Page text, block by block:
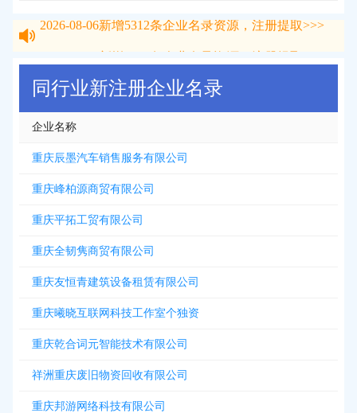
新增 条企业名录资源，注册提取>>>
新增 条企业名录资源，注册提取>>>
同行业新注册企业名录
企业名称
重庆辰墨汽车销售服务有限公司
重庆峰柏源商贸有限公司
重庆平拓工贸有限公司
重庆全韧隽商贸有限公司
重庆友恒青建筑设备租赁有限公司
重庆曦晓互联网科技工作室个独资
重庆乾合词元智能技术有限公司
祥洲重庆废旧物资回收有限公司
重庆邦游网络科技有限公司